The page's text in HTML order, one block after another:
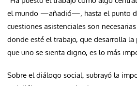
el mundo —añadió—, hasta el punto
cuestiones asistenciales son
donde esté el trabajo, que desarrolla la
que uno se sienta digno, es lo más
Sobre el diálogo social, subrayó la